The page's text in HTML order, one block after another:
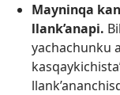
Mayninqa
llank’anapi.
yachachunku